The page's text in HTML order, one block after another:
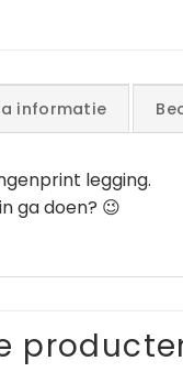
informatie
legging.
ga doen? 😉